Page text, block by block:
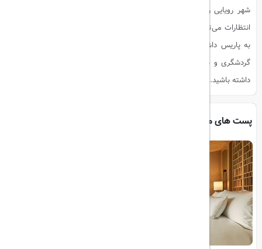
شهر رویایی را به یک چالش روان‌شناختی تبدیل کند. با آگاهی و مدیریت
انتظارات می‌توان از این سندروم جلوگیری کرد و سفری خوشایند و لذت‌بخش
به پاریس داشت. در وب‌سایت ما می‌توانید اطلاعات بیشتری درباره مقاصد
گردشگری و نکات مهم در سفر پیدا کنید تا از هر سفری بهترین تجربه را
داشته باشید.
پست های مرتبط